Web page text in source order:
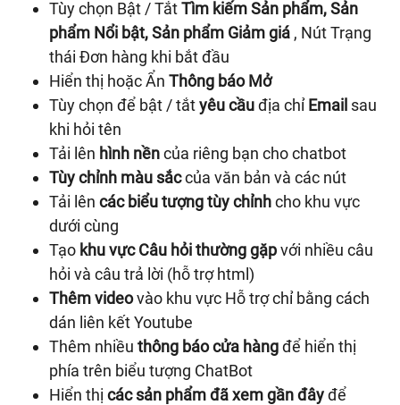
Tùy chọn Bật / TắtTìm kiếm Sản phẩm, Sản
phẩm Nổi bật, Sản phẩm Giảm giá , Nút Trạng
thái Đơn hàng khi bắt đầu
Hiển thị hoặc Ẩn Thông báo Mở
Tùy chọn để bật / tắtyêu cầuđịa chỉEmail sau
khi hỏi tên
Tải lên hình nềncủa riêng bạn cho chatbot
Tùy chỉnh màu sắccủa văn bản và các nút
Tải lên các biểu tượng tùy chỉnhcho khu vực
dưới cùng
Tạo khu vực Câu hỏi thường gặpvới nhiều câu
hỏi và câu trả lời (hỗ trợ html)
Thêm videovào khu vực Hỗ trợ chỉ bằng cách
dán liên kết Youtube
Thêm nhiều thông báo cửa hàngđể hiển thị
phía trên biểu tượng ChatBot
Hiển thị các sản phẩm đã xem gần đâyđể